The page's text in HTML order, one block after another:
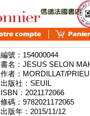
編號：154000044
書名：JESUS SELON
作者：MORDILLAT/
出版社：SEUIL
ISBN：2021172066
條碼：9782021172065
出版年：2015/11/12